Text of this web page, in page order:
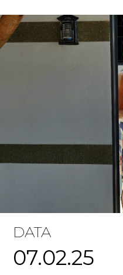
DATA
07.02.25